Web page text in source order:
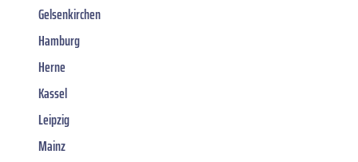
Gelsenkirchen
Hamburg
Herne
Kassel
Leipzig
Mainz